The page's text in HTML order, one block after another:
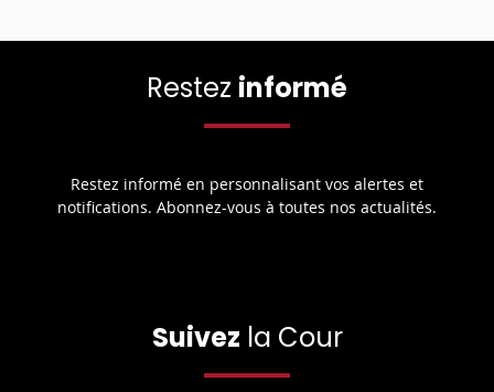
Restez informé
Restez informé en personnalisant vos alertes et
notifications. Abonnez-vous à toutes nos actualités.
Suivez la Cour